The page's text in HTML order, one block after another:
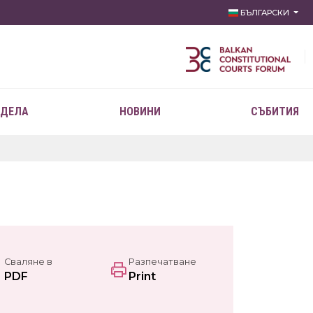
БЪЛГАРСКИ
НОВИНИ СЪБИТИЯ
Сваляне в
PDF
Разпечатване
Print